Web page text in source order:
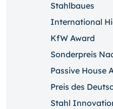
Stahlbaues
International
KfW Award
Sonderpreis
Passive House
Preis des
Stahl